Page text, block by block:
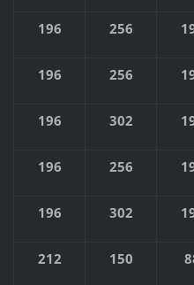
196 256
196 256
196 302
196 256
196 302
212 150